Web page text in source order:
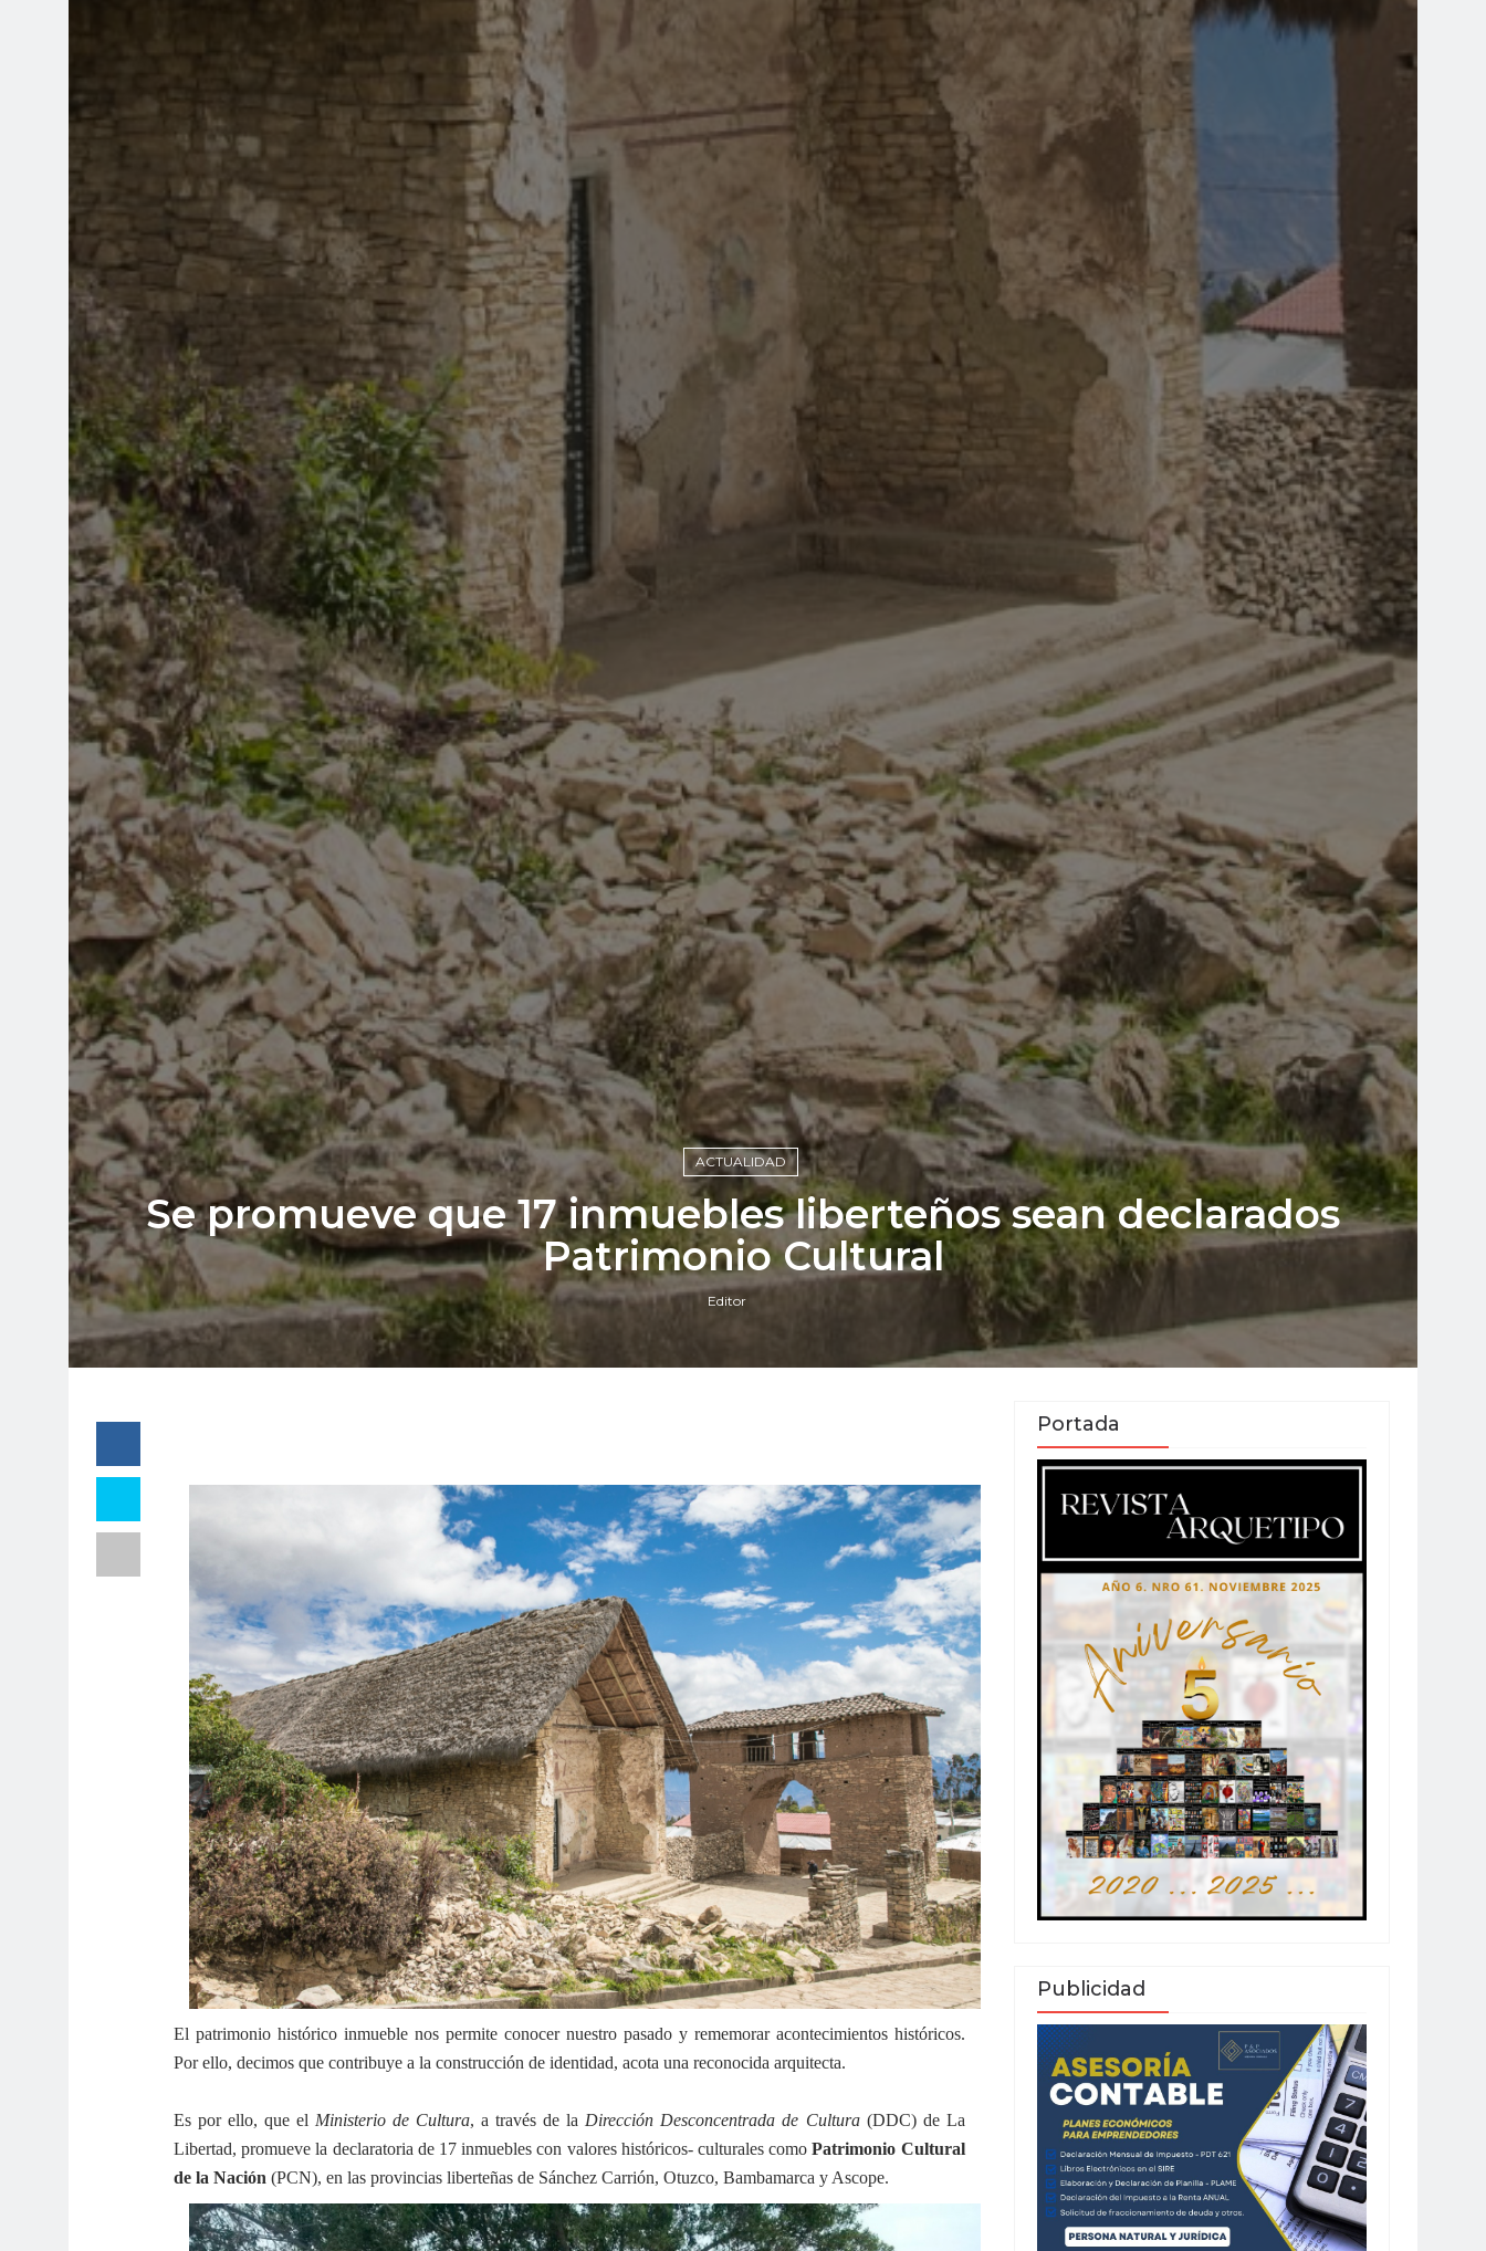
ACTUALIDAD
Se promueve que 17 inmuebles liberteños sean declarados
Patrimonio Cultural
Editor
El patrimonio histórico inmueble nos permite conocer nuestro pasado y rememorar acontecimientos históricos.
Por ello, decimos que contribuye a la construcción de identidad, acota una reconocida arquitecta.
Es por ello, que el Ministerio de Cultura, a través de la Dirección Desconcentrada de Cultura(DDC) de La
Libertad, promueve la declaratoria de 17 inmuebles con valores históricos- culturales comoPatrimonio Cultural
de la Nación (PCN), en las provincias liberteñas de Sánchez Carrión, Otuzco, Bambamarca y Ascope.
Portada
Publicidad